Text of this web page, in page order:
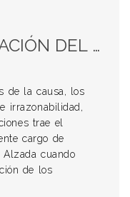
DEL FISCAL. RESOLUCIÓN DENEGATORIA. CÓMPUTO DE LA PENA.
de la causa, los
irrazonabilidad,
trae el
cargo de
cuando
de los